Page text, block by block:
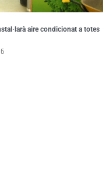
aire condicionat a totes